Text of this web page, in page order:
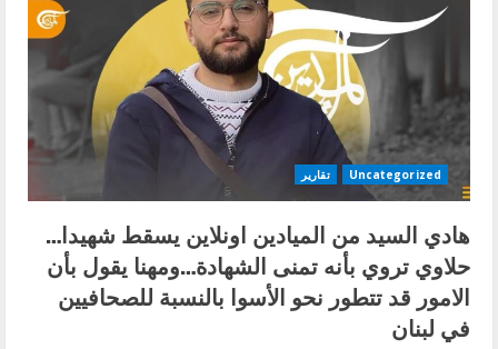
اسرائيل
لثلاثة
صحافيين
من
الميادين
والمنار
Uncategorized تقارير
هادي السيد من الميادين اونلاين يسقط شهيدا…
حلاوي تروي بأنه تمنى الشهادة…ومهنا يقول بأن
الامور قد تتطور نحو الأسوا بالنسبة للصحافيين
في لبنان